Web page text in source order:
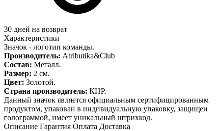
30 дней на возврат
Характеристики
Значок - логотип команды.
Производитель: Atributika&Club
Состав: Металл.
Размер: 2 см.
Цвет: Золотой.
Страна производитель: КНР.
Данный значок является официальным сертифицированным
продуктом, упакован в индивидуальную упаковку, защищен
голограммой, имеет уникальный штрихкод.
Описание Гарантия Оплата Доставка